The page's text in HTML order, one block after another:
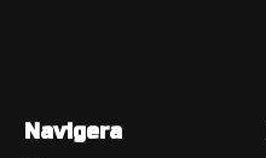
Navigera